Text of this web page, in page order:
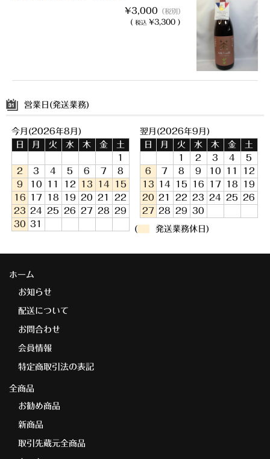
¥3,000 （税別）
( 税込 ¥3,300 )
営業日(発送業務)
今月(2026年8月)
日
月 火 水 木 金
土
1
2
3 4 5 6 7
8
9
10 11 12 13 14
15
16
17 18 19 20 21
22
23 24 25 26 27 28
29
30 31
翌月(2026年9月)
日
月 火 水 木 金
土
1
2 3 4
5
6
7 8 9 10 11
12
13
14 15 16 17 18
19
20 21 22 23 24 25
26
27 28 29 30
( 発送業務休日)
ホーム
お知らせ
配送について
お問合わせ
会員情報
特定商取引法の表記
全商品
お勧め商品
新商品
取引先蔵元全商品